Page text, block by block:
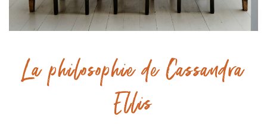
La philosophie de Cassandra
Ellis